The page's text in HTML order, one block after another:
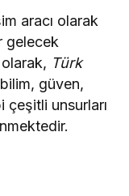
aracı olarak
gelecek
Türk
güven,
çeşitli unsurları